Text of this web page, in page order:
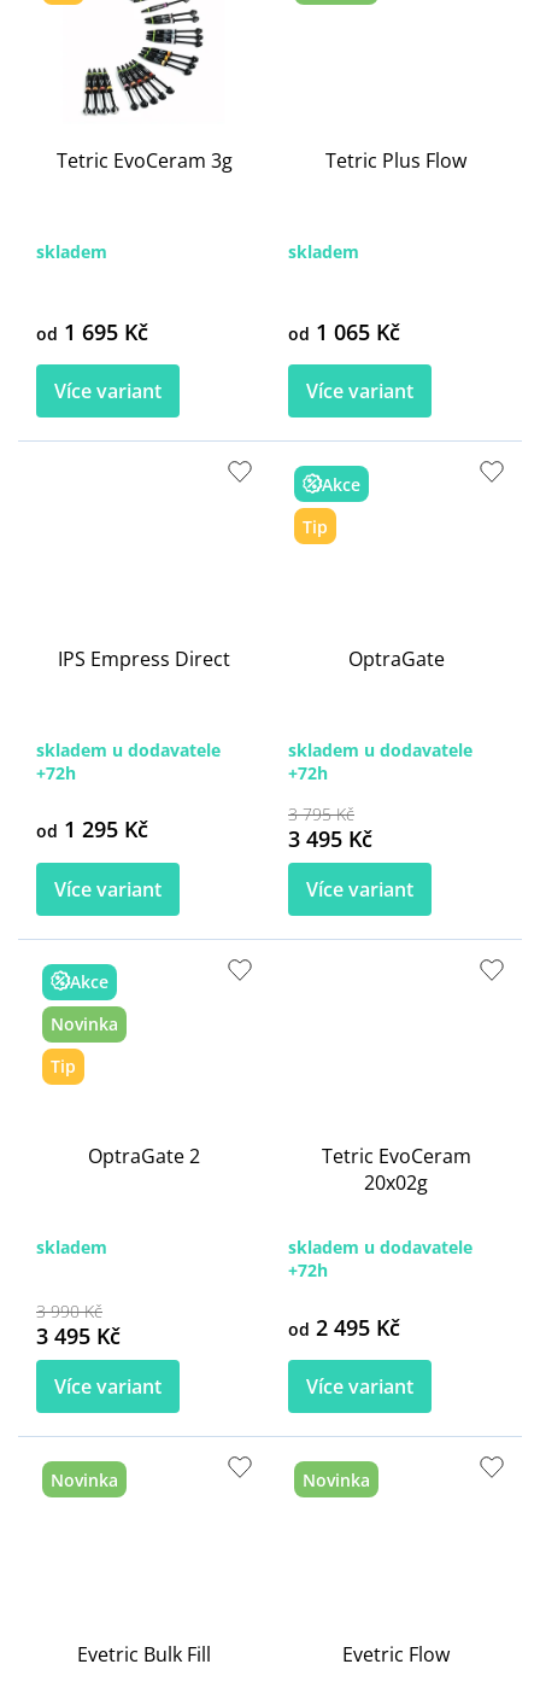
Tetric EvoCeram 3g
skladem
od 1 695 Kč
Více variant
Tetric Plus Flow
skladem
od 1 065 Kč
Více variant
IPS Empress Direct
skladem u dodavatele
+72h
od 1 295 Kč
Více variant
Akce
Tip
OptraGate
skladem u dodavatele
+72h
3 795 Kč
3 495 Kč
Více variant
Akce
Novinka
Tip
OptraGate 2
skladem
3 990 Kč
3 495 Kč
Více variant
Tetric EvoCeram
20x02g
skladem u dodavatele
+72h
od 2 495 Kč
Více variant
Novinka
Evetric Bulk Fill
Novinka
Evetric Flow